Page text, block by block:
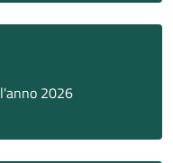
2026